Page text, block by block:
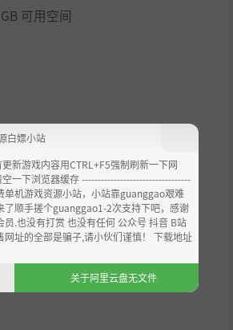
可用空间
白嫖小站
新游戏内容用CTRL+F5强制刷新一下网
一下浏览器缓存 ----------------------------------
单机游戏资源小站，小站靠guanggao艰难
了顺手搓个guanggao1-2次支持下吧，感谢
员.也没有打赏 也没有任何 公众号 抖音 B站
网址的全部是骗子,请小伙们谨慎！ 下载地址
关于阿里云盘无文件